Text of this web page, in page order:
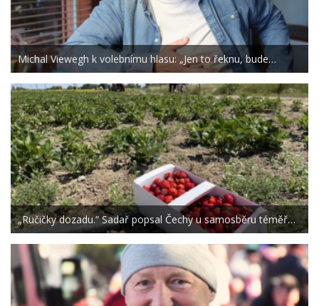
Michal Viewegh k volebnímu hlasu: „Jen to řeknu, bude…
„Ručičky dozadu.“ Sadař popsal Čechy u samosběru téměř…